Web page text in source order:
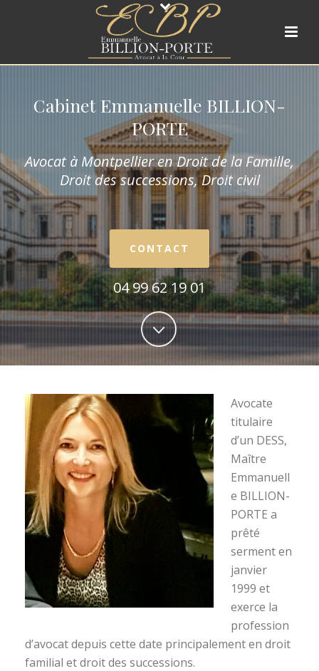
Cabinet Emmanuelle BILLION-
PORTE
Avocat à Montpellier en Droit de la Famille,
Droit des successions, Droit civil
CONTACT
04 99 62 19 01
Avocate
titulaire
d’un DESS,
Maître
Emmanuell
e BILLION-
PORTE a
prêté
serment en
janvier
1999 et
exerce la
profession
d’avocat depuis cette date principalement en droit
familial et droit des successions.